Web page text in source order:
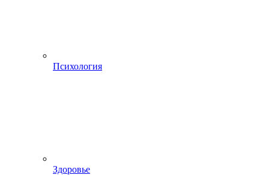
Психология
Здоровье